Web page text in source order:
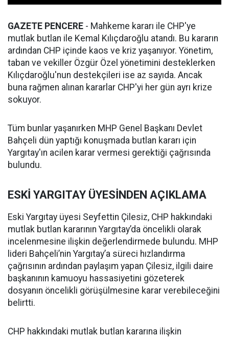
GAZETE PENCERE - Mahkeme kararı ile CHP'ye
mutlak butlan ile Kemal Kılıçdaroğlu atandı. Bu kararın
ardından CHP içinde kaos ve kriz yaşanıyor. Yönetim,
taban ve vekiller Özgür Özel yönetimini desteklerken
Kılıçdaroğlu'nun destekçileri ise az sayıda. Ancak
buna rağmen alınan kararlar CHP'yi her gün ayrı krize
sokuyor.
Tüm bunlar yaşanırken MHP Genel Başkanı Devlet
Bahçeli dün yaptığı konuşmada butlan kararı için
Yargıtay'ın acilen karar vermesi gerektiği çağrısında
bulundu.
ESKİ YARGITAY ÜYESİNDEN AÇIKLAMA
Eski Yargıtay üyesi Seyfettin Çilesiz, CHP hakkındaki
mutlak butlan kararının Yargıtay’da öncelikli olarak
incelenmesine ilişkin değerlendirmede bulundu. MHP
lideri Bahçeli’nin Yargıtay’a süreci hızlandırma
çağrısının ardından paylaşım yapan Çilesiz, ilgili daire
başkanının kamuoyu hassasiyetini gözeterek
dosyanın öncelikli görüşülmesine karar verebileceğini
belirtti.
CHP hakkındaki mutlak butlan kararına ilişkin